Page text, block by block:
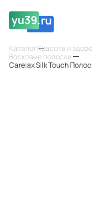
КаталогКрасота и
Восковые полоски
Carelax Silk Touch